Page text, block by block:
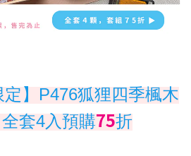
定】P476狐狸四季楓木
套4入預購75折